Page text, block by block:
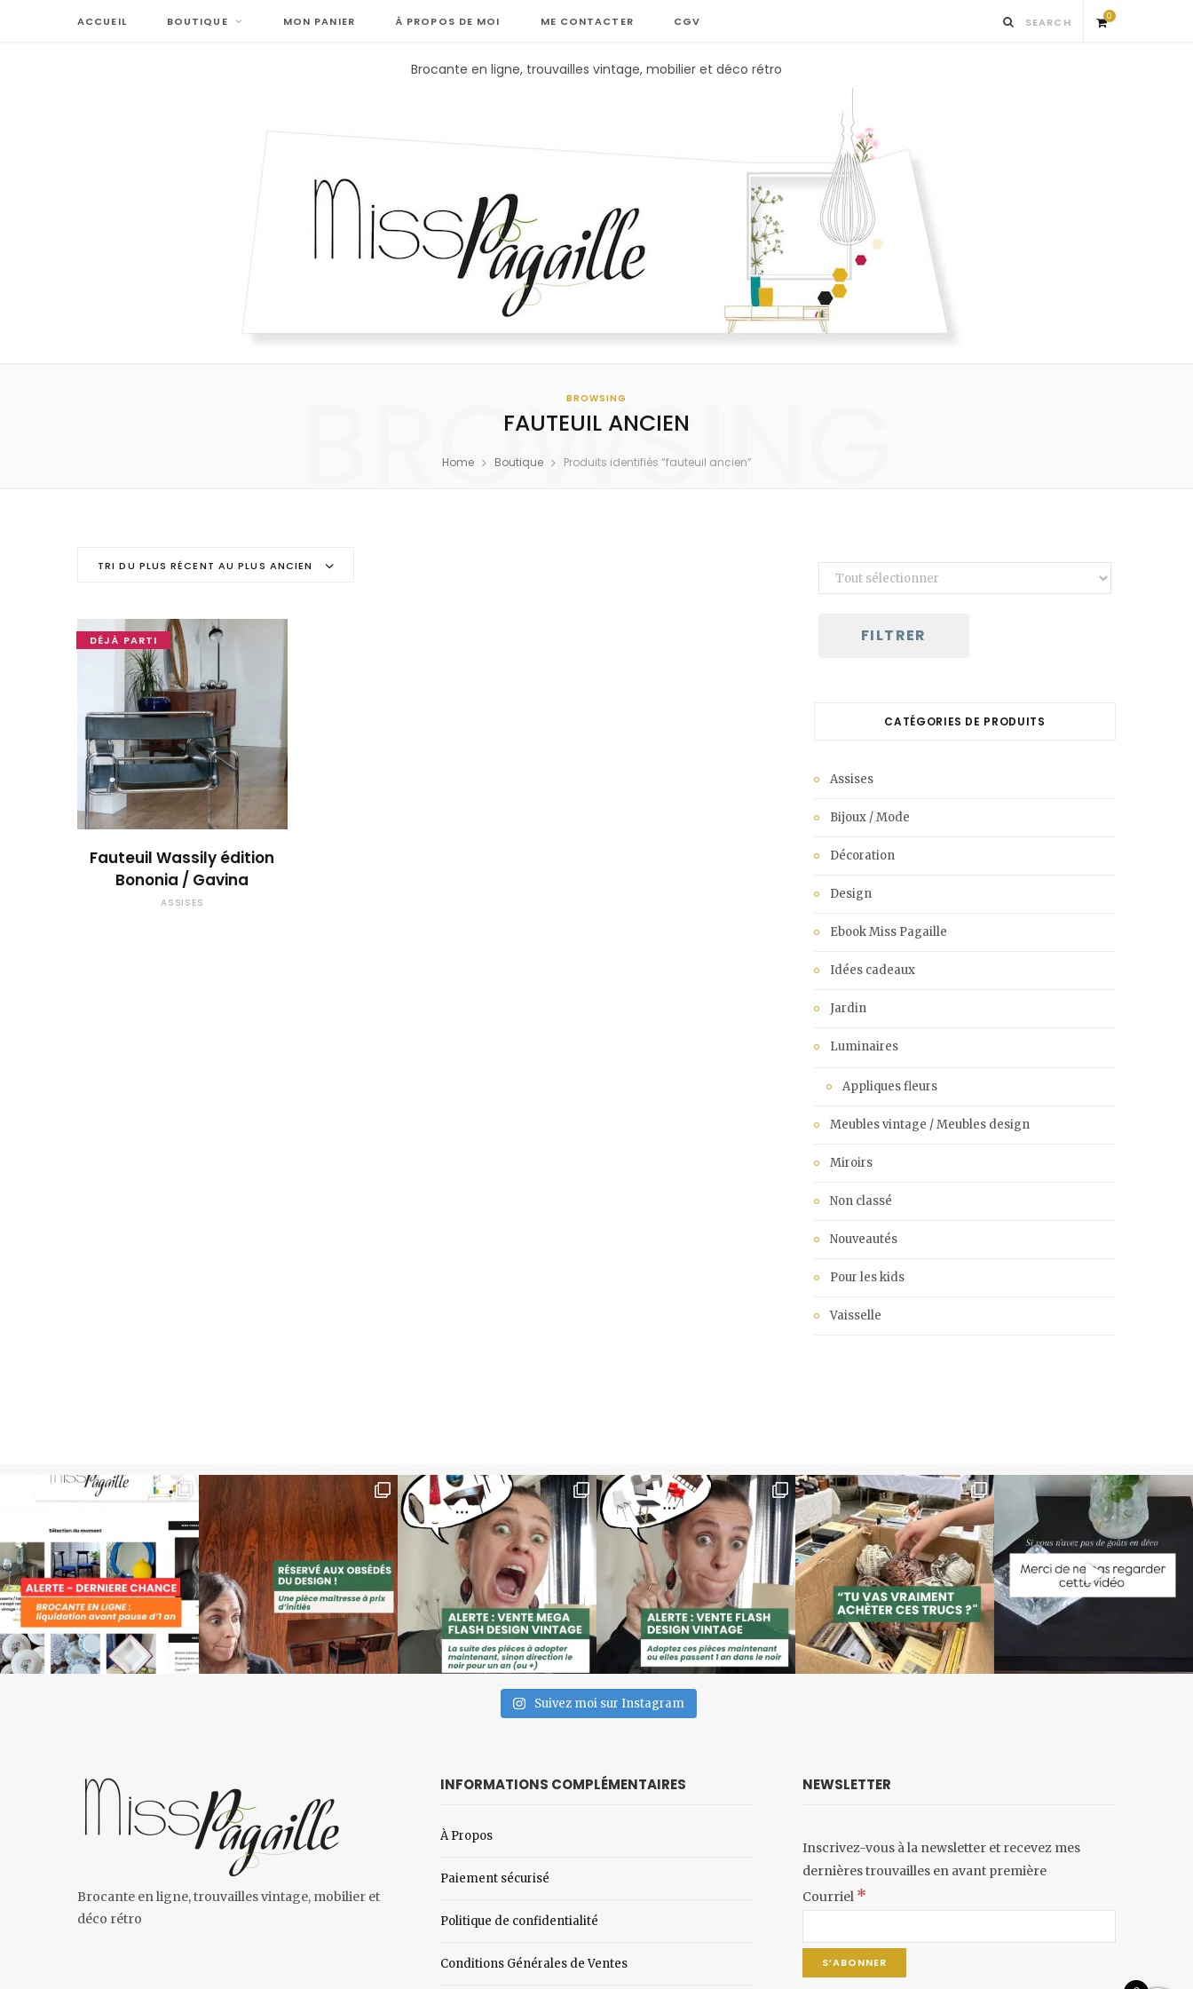
ACCUEIL BOUTIQUE MON PANIER À PROPOS DE MOI ME CONTACTER CGV 0
Brocante en ligne, trouvailles vintage, mobilier et déco rétro
BROWSING
FAUTEUIL ANCIEN
BROWSING
Home Boutique Produits identifiés “fauteuil ancien”
TRI DU PLUS RÉCENT AU PLUS ANCIEN
DÉJÀ PARTI
Fauteuil Wassily édition
Bononia / Gavina
ASSISES
FILTRER
CATÉGORIES DE PRODUITS
Assises
Bijoux / Mode
Décoration
Design
Ebook Miss Pagaille
Idées cadeaux
Jardin
Luminaires
Appliques fleurs
Meubles vintage / Meubles design
Miroirs
Non classé
Nouveautés
Pour les kids
Vaisselle
Suivez moi sur Instagram
Brocante en ligne, trouvailles vintage, mobilier et
déco rétro
INFORMATIONS COMPLÉMENTAIRES
À Propos
Paiement sécurisé
Politique de confidentialité
Conditions Générales de Ventes
NEWSLETTER
Inscrivez-vous à la newsletter et recevez mes
dernières trouvailles en avant première
Courriel *